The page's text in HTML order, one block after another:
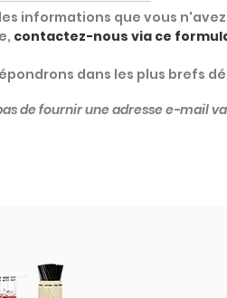
informations que vous
contactez-nous via ce
dans les plus brefs
de fournir une adresse e-mail